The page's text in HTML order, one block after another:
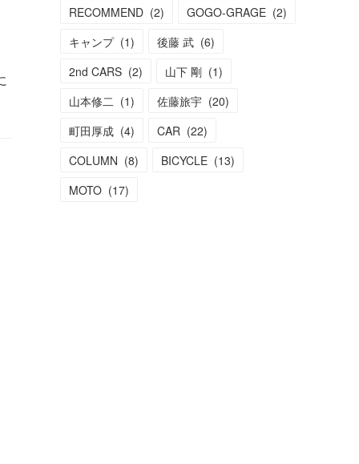
RECOMMEND (2) GOGO-GRAGE (2)
キャンプ (1) 後藤 武 (6)
2nd CARS (2) 山下 剛 (1)
山本修二 (1) 佐藤旅宇 (20)
町田厚成 (4) CAR (22)
COLUMN (8) BICYCLE (13)
MOTO (17)